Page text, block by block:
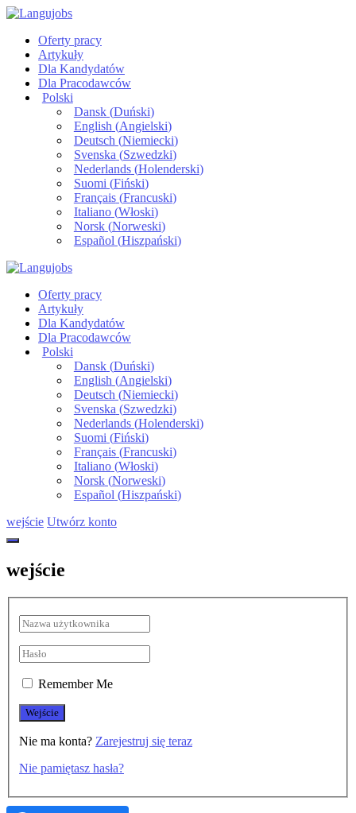
Oferty pracy
Artykuły
Dla Kandydatów
Dla Pracodawców
Polski
Dansk(Duński)
English (Angielski)
Deutsch (Niemiecki)
Svenska (Szwedzki)
Nederlands(Holenderski)
Suomi (Fiński)
Français(Francuski)
Italiano(Włoski)
Norsk(Norweski)
Español (Hiszpański)
Oferty pracy
Artykuły
Dla Kandydatów
Dla Pracodawców
Polski
Dansk(Duński)
English (Angielski)
Deutsch (Niemiecki)
Svenska (Szwedzki)
Nederlands(Holenderski)
Suomi (Fiński)
Français(Francuski)
Italiano(Włoski)
Norsk(Norweski)
Español (Hiszpański)
wejście Utwórz konto
wejście
Remember Me
Nie ma konta? Zarejestruj się teraz
Nie pamiętasz hasła?